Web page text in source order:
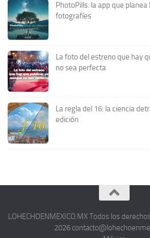
PhotoPills: la app que
fotografíes
La foto del estreno que hay
no sea perfecta
La regla del 16: la ciencia
edición
LOHECHOENMEXICO.MX Todos los
2026